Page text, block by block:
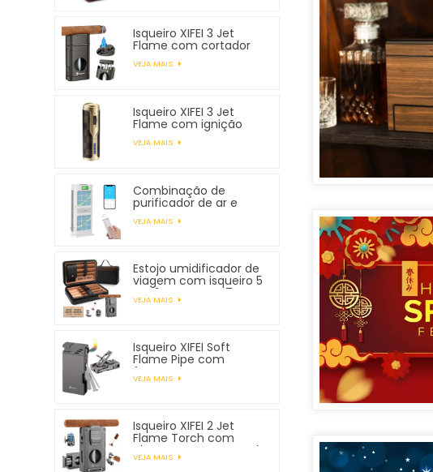
Isqueiro XIFEI 3 Jet
Flame com cortador
VEJA MAIS
Isqueiro XIFEI 3 Jet
Flame com ignição
VEJA MAIS
Combinação de
purificador de ar e
umidificador XIFEI
VEJA MAIS
Estojo umidificador de
viagem com isqueiro 5
em 1, comporta 7
charutos
VEJA MAIS
Isqueiro XIFEI Soft
Flame Pipe com
ferramentas para
tubos
VEJA MAIS
Isqueiro XIFEI 2 Jet
Flame Torch com
charuto Vcutter Punch
Stand Draw Enhancer
VEJA MAIS